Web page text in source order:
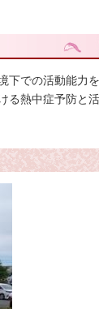
下での活動能力
る熱中症予防と